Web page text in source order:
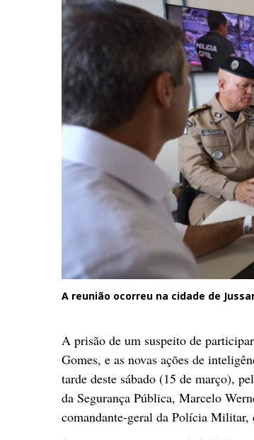
A reunião ocorreu na cidade de
A prisão de um suspeito de
Gomes, e as novas ações de
tarde deste sábado (15 de março),
da Segurança Pública, Marcelo
comandante-geral da Polícia Militar,